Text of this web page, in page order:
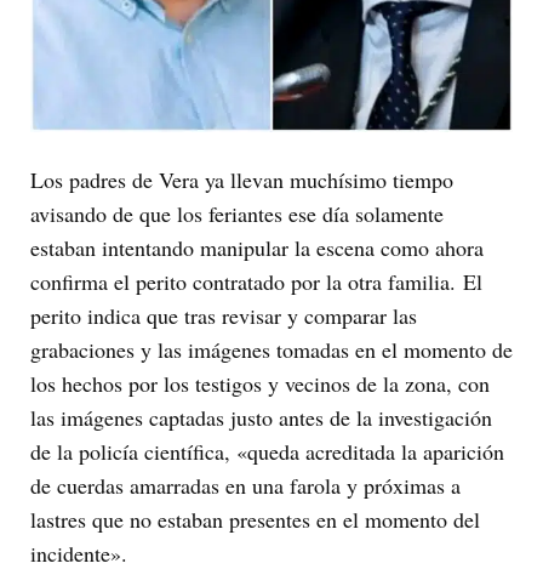
Los padres de Vera ya llevan muchísimo tiempo
avisando de que los feriantes ese día solamente
estaban intentando manipular la escena como ahora
confirma el perito contratado por la otra familia. El
perito indica que tras revisar y comparar las
grabaciones y las imágenes tomadas en el momento de
los hechos por los testigos y vecinos de la zona, con
las imágenes captadas justo antes de la investigación
de la policía científica, «queda acreditada la aparición
de cuerdas amarradas en una farola y próximas a
lastres que no estaban presentes en el momento del
incidente».